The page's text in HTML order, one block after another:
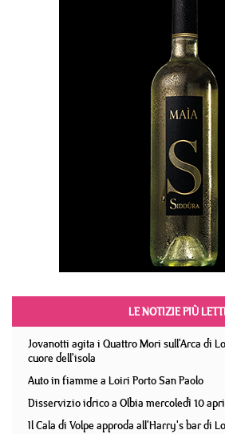
LE NOTIZIE PIÙ
Jovanotti agita i Quattro Mori sull'Arca di
cuore dell'isola
Auto in fiamme a Loiri Porto San Paolo
Disservizio idrico a Olbia mercoledì 10
Il Cala di Volpe approda all'Harry's bar di